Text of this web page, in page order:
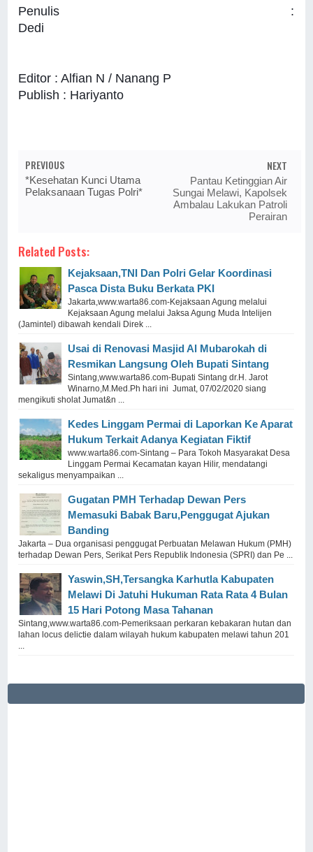
Penulis :
Dedi
Editor : Alfian N / Nanang P
Publish : Hariyanto
PREVIOUS
*Kesehatan Kunci Utama
Pelaksanaan Tugas Polri*
NEXT
Pantau Ketinggian Air
Sungai Melawi, Kapolsek
Ambalau Lakukan Patroli
Perairan
Related Posts:
Kejaksaan,TNI Dan Polri Gelar Koordinasi
Pasca Dista Buku Berkata PKI
Jakarta,www.warta86.com-Kejaksaan Agung melalui
Kejaksaan Agung melalui Jaksa Agung Muda Intelijen
(Jamintel) dibawah kendali Direk ...
Usai di Renovasi Masjid Al Mubarokah di
Resmikan Langsung Oleh Bupati Sintang
Sintang,www.warta86.com-Bupati Sintang dr.H. Jarot
Winarno,M.Med.Ph hari ini Jumat, 07/02/2020 siang
mengikuti sholat Jumat&n ...
Kedes Linggam Permai di Laporkan Ke Aparat
Hukum Terkait Adanya Kegiatan Fiktif
www.warta86.com-Sintang – Para Tokoh Masyarakat Desa
Linggam Permai Kecamatan kayan Hilir, mendatangi
sekaligus menyampaikan ...
Gugatan PMH Terhadap Dewan Pers
Memasuki Babak Baru,Penggugat Ajukan
Banding
Jakarta – Dua organisasi penggugat Perbuatan Melawan Hukum (PMH)
terhadap Dewan Pers, Serikat Pers Republik Indonesia (SPRI) dan Pe ...
Yaswin,SH,Tersangka Karhutla Kabupaten
Melawi Di Jatuhi Hukuman Rata Rata 4 Bulan
15 Hari Potong Masa Tahanan
Sintang,www.warta86.com-Pemeriksaan perkaran kebakaran hutan dan
lahan locus delictie dalam wilayah hukum kabupaten melawi tahun 201